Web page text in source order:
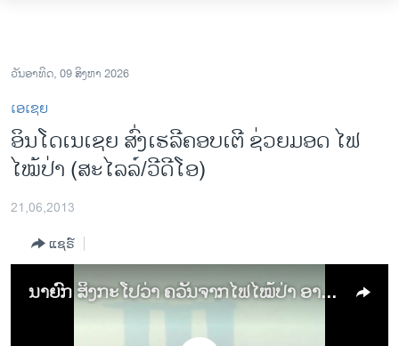
ເຂົ້າ
ຫາ
ຂ້າມ
ຂ້າມ
ຂ້າມ
ຫາ
ລາວ
ອາເມຣິກາ
ການເລືອກຕັ້ງ ປະທານາທີບໍດີ ສະຫະລັດ 2024
ຂ່າວ​ຈີນ
ໂລກ
ອິດສະຫຼະພາບດ້ານການຂ່າວ
ຊີວິດຊາວລາວ
ວັນອາທິດ, 09 ສິງຫາ 2026
ເອເຊຍ
ອິນ​ໂດ​ເນ​ເຊຍ ​ສົ່ງ​ເຮ​ລີ​ຄອບ​ເຕີ ​ຊ່ວຍ​ມອດ ໄຟ​
ໄໝ້​ປ່າ (ສະໄລລ໌/ວີດີໂອ)
21,06,2013
ແຊຣ໌
ນາຍົກ ສິງກະໂປວ່າ ຄວັນຈາກໄຟໄໝ້ປ່າ ອາດຈະປົກຄຸມໄປອີກ ຫຼາຍອາທິດ